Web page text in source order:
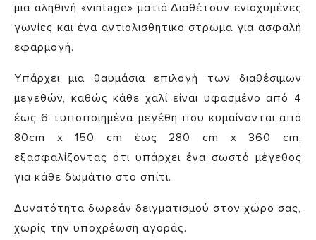
μια αληθινή «vintage» ματιά.Διαθέτουν ενισχυμένες
γωνίες και ένα αντιολισθητικό στρώμα για ασφαλή
εφαρμογή.
Υπάρχει μια θαυμάσια επιλογή των διαθέσιμων
μεγεθών, καθώς κάθε χαλί είναι υφασμένο από 4
έως 6 τυποποιημένα μεγέθη που κυμαίνονται από
80cm x 150 cm έως 280 cm x 360 cm,
εξασφαλίζοντας ότι υπάρχει ένα σωστό μέγεθος
για κάθε δωμάτιο στο σπίτι.
Δυνατότητα δωρεάν δειγματισμού στον χώρο σας,
χωρίς την υποχρέωση αγοράς.